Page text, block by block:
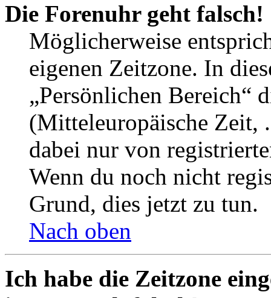
Die Forenuhr geht falsch!
Möglicherweise
eigenen Zeitzone. In
„Persönlichen Bereich“
(Mitteleuropäische Zeit,
dabei nur von
Wenn du noch nicht
Grund, dies jetzt zu tun.
Nach oben
Ich habe die Zeitzone